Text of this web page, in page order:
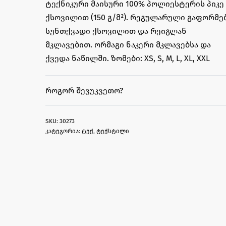
ტექნიკური მაისური 100% პოლიესტერის პიკე
ქსოვილით (150 გ/მ²). რეგულარული
სუნთქვადი ქსოვილით და რეიგლან
მკლავებით. ორმაგი ნაკერი მკლავებსა და
ქვედა ნაწილში. ზომები: XS, S, M, L, XL, XXL
ᲠᲝᲒᲝᲠ ᲨᲔᲕᲣᲙᲕᲔᲗᲝ?
30273
კატეგორია: ტექ, ტექსტილი